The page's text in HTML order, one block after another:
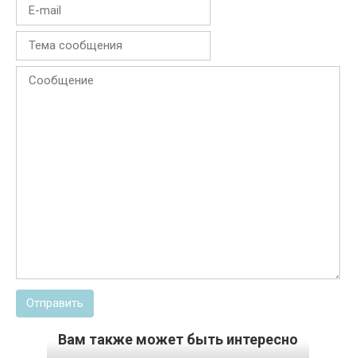
Отправить
Вам также может быть интересно